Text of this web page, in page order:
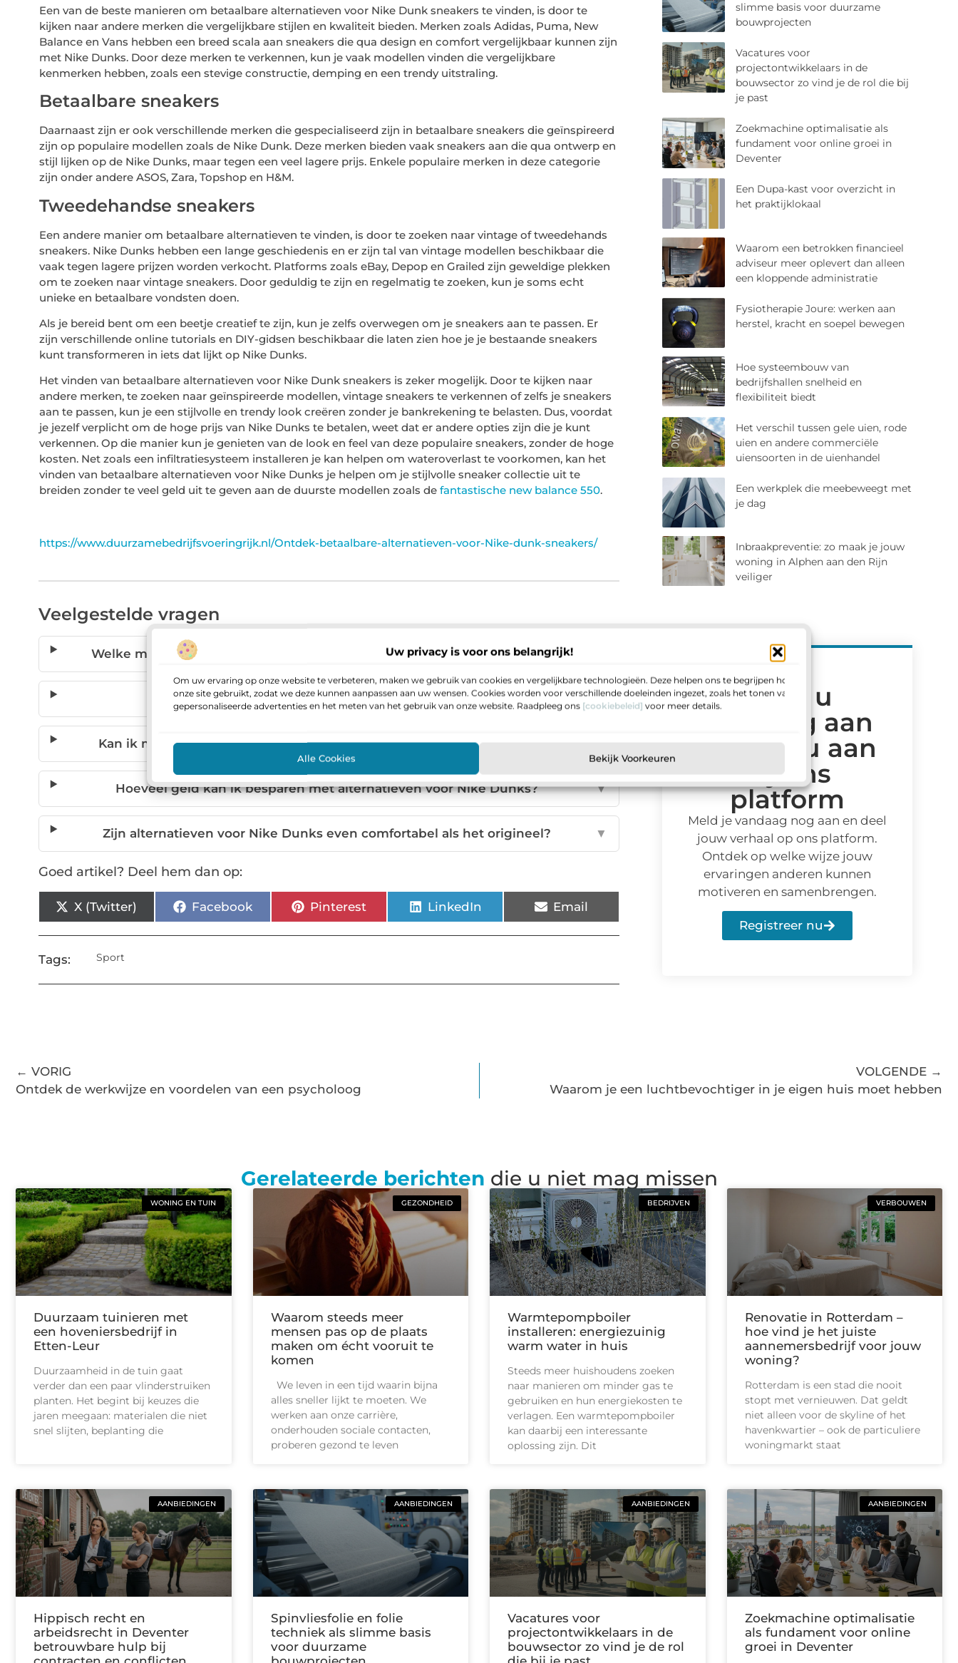
Uw privacy is voor ons belangrijk!
Om uw ervaring op onze website te verbeteren, maken we gebruik van cookies en vergelijkbare technologieën. Deze helpen ons te begrijpen hoe u
onze site gebruikt, zodat we deze kunnen aanpassen aan uw wensen. Cookies worden voor verschillende doeleinden ingezet, zoals het tonen van
gepersonaliseerde advertenties en het meten van het gebruik van onze website. Raadpleeg ons [cookiebeleid] voor meer details.
Alle Cookies Bekijk Voorkeuren
Een van de beste manieren om betaalbare alternatieven voor Nike Dunk sneakers te vinden, is door te
kijken naar andere merken die vergelijkbare stijlen en kwaliteit bieden. Merken zoals Adidas, Puma, New
Balance en Vans hebben een breed scala aan sneakers die qua design en comfort vergelijkbaar kunnen zijn
met Nike Dunks. Door deze merken te verkennen, kun je vaak modellen vinden die vergelijkbare
kenmerken hebben, zoals een stevige constructie, demping en een trendy uitstraling.
Betaalbare sneakers
Daarnaast zijn er ook verschillende merken die gespecialiseerd zijn in betaalbare sneakers die geïnspireerd
zijn op populaire modellen zoals de Nike Dunk. Deze merken bieden vaak sneakers aan die qua ontwerp en
stijl lijken op de Nike Dunks, maar tegen een veel lagere prijs. Enkele populaire merken in deze categorie
zijn onder andere ASOS, Zara, Topshop en H&M.
Tweedehandse sneakers
Een andere manier om betaalbare alternatieven te vinden, is door te zoeken naar vintage of tweedehands
sneakers. Nike Dunks hebben een lange geschiedenis en er zijn tal van vintage modellen beschikbaar die
vaak tegen lagere prijzen worden verkocht. Platforms zoals eBay, Depop en Grailed zijn geweldige plekken
om te zoeken naar vintage sneakers. Door geduldig te zijn en regelmatig te zoeken, kun je soms echt
unieke en betaalbare vondsten doen.
Als je bereid bent om een beetje creatief te zijn, kun je zelfs overwegen om je sneakers aan te passen. Er
zijn verschillende online tutorials en DIY-gidsen beschikbaar die laten zien hoe je je bestaande sneakers
kunt transformeren in iets dat lijkt op Nike Dunks.
Het vinden van betaalbare alternatieven voor Nike Dunk sneakers is zeker mogelijk. Door te kijken naar
andere merken, te zoeken naar geïnspireerde modellen, vintage sneakers te verkennen of zelfs je sneakers
aan te passen, kun je een stijlvolle en trendy look creëren zonder je bankrekening te belasten. Dus, voordat
je jezelf verplicht om de hoge prijs van Nike Dunks te betalen, weet dat er andere opties zijn die je kunt
verkennen. Op die manier kun je genieten van de look en feel van deze populaire sneakers, zonder de hoge
kosten. Net zoals een infiltratiesysteem installeren je kan helpen om wateroverlast te voorkomen, kan het
vinden van betaalbare alternatieven voor Nike Dunks je helpen om je stijlvolle sneaker collectie uit te
breiden zonder te veel geld uit te geven aan de duurste modellen zoals de fantastische new balance 550.
https://www.duurzamebedrijfsvoeringrijk.nl/Ontdek-betaalbare-alternatieven-voor-Nike-dunk-sneakers/
Veelgestelde vragen
Welke merken bieden betaalbare alternatieven voor Nike Dunk sneakers?
Waar kan ik tweedehands Nike Dunk sneakers kopen? ▼
Kan ik mijn bestaande sneakers aanpassen om op Nike Dunks te lijken? ▼
Hoeveel geld kan ik besparen met alternatieven voor Nike Dunks? ▼
Zijn alternatieven voor Nike Dunks even comfortabel als het origineel? ▼
Goed artikel? Deel hem dan op:
X (Twitter) Facebook Pinterest LinkedIn Email
Tags: Sport
slimme basis voor duurzame
bouwprojecten
Vacatures voor
projectontwikkelaars in de
bouwsector zo vind je de rol die bij
je past
Zoekmachine optimalisatie als
fundament voor online groei in
Deventer
Een Dupa-kast voor overzicht in
het praktijklokaal
Waarom een betrokken financieel
adviseur meer oplevert dan alleen
een kloppende administratie
Fysiotherapie Joure: werken aan
herstel, kracht en soepel bewegen
Hoe systeembouw van
bedrijfshallen snelheid en
flexibiliteit biedt
Het verschil tussen gele uien, rode
uien en andere commerciële
uiensoorten in de uienhandel
Een werkplek die meebeweegt met
je dag
Inbraakpreventie: zo maak je jouw
woning in Alphen aan den Rijn
veiliger
Meld u
vandaag aan
en sluit u aan
bij ons
platform
Meld je vandaag nog aan en deel
jouw verhaal op ons platform.
Ontdek op welke wijze jouw
ervaringen anderen kunnen
motiveren en samenbrengen.
Registreer nu
← VORIG
Ontdek de werkwijze en voordelen van een psycholoog
VOLGENDE →
Waarom je een luchtbevochtiger in je eigen huis moet hebben
Gerelateerde berichten die u niet mag missen
WONING EN TUIN
Duurzaam tuinieren met
een hoveniersbedrijf in
Etten-Leur
Duurzaamheid in de tuin gaat
verder dan een paar vlinderstruiken
planten. Het begint bij keuzes die
jaren meegaan: materialen die niet
snel slijten, beplanting die
GEZONDHEID
Waarom steeds meer
mensen pas op de plaats
maken om écht vooruit te
komen
We leven in een tijd waarin bijna
alles sneller lijkt te moeten. We
werken aan onze carrière,
onderhouden sociale contacten,
proberen gezond te leven
BEDRIJVEN
Warmtepompboiler
installeren: energiezuinig
warm water in huis
Steeds meer huishoudens zoeken
naar manieren om minder gas te
gebruiken en hun energiekosten te
verlagen. Een warmtepompboiler
kan daarbij een interessante
oplossing zijn. Dit
VERBOUWEN
Renovatie in Rotterdam –
hoe vind je het juiste
aannemersbedrijf voor jouw
woning?
Rotterdam is een stad die nooit
stopt met vernieuwen. Dat geldt
niet alleen voor de skyline of het
havenkwartier – ook de particuliere
woningmarkt staat
AANBIEDINGEN
Hippisch recht en
arbeidsrecht in Deventer
betrouwbare hulp bij
AANBIEDINGEN
Spinvliesfolie en folie
techniek als slimme basis
voor duurzame
AANBIEDINGEN
Vacatures voor
projectontwikkelaars in de
bouwsector zo vind je de rol
AANBIEDINGEN
Zoekmachine optimalisatie
als fundament voor online
groei in Deventer